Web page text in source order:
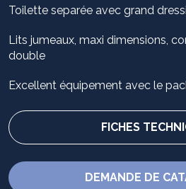
Toilette separée avec grand
Lits jumeaux, maxi dimensions,
double
Excellent équipement avec le
FICHES
DEMANDE DE